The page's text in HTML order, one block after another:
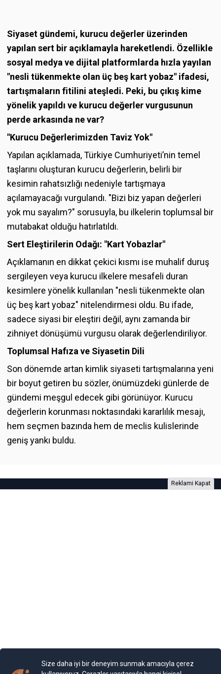
Siyaset gündemi, kurucu değerler üzerinden
yapılan sert bir açıklamayla hareketlendi. Özellikle
sosyal medya ve dijital platformlarda hızla yayılan
"nesli tükenmekte olan üç beş kart yobaz" ifadesi,
tartışmaların fitilini ateşledi. Peki, bu çıkış kime
yönelik yapıldı ve kurucu değerler vurgusunun
perde arkasında ne var?
"Kurucu Değerlerimizden Taviz Yok"
Yapılan açıklamada, Türkiye Cumhuriyeti’nin temel
taşlarını oluşturan kurucu değerlerin, belirli bir
kesimin rahatsızlığı nedeniyle tartışmaya
açılamayacağı vurgulandı. "Bizi biz yapan değerleri
yok mu sayalım?" sorusuyla, bu ilkelerin toplumsal bir
mutabakat olduğu hatırlatıldı.
Sert Eleştirilerin Odağı: "Kart Yobazlar"
Açıklamanın en dikkat çekici kısmı ise muhalif duruş
sergileyen veya kurucu ilkelere mesafeli duran
kesimlere yönelik kullanılan "nesli tükenmekte olan
üç beş kart yobaz" nitelendirmesi oldu. Bu ifade,
sadece siyasi bir eleştiri değil, aynı zamanda bir
zihniyet dönüşümü vurgusu olarak değerlendiriliyor.
Toplumsal Hafıza ve Siyasetin Dili
Son dönemde artan kimlik siyaseti tartışmalarına yeni
bir boyut getiren bu sözler, önümüzdeki günlerde de
gündemi meşgul edecek gibi görünüyor. Kurucu
değerlerin korunması noktasındaki kararlılık mesajı,
hem seçmen bazında hem de meclis kulislerinde
geniş yankı buldu.
Reklami Kapat
sunulmaktadır. Burada yer alan yorum ve tavsiyeler ise genel niteliktedir. Bu
Bu nedenle, sadece burada yer alan bilgilere dayanılarak yatırım kararı
Size daha iyi bir deneyim sunmak amacıyla çerez